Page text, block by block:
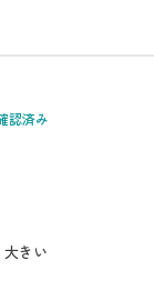
認済み
大きい